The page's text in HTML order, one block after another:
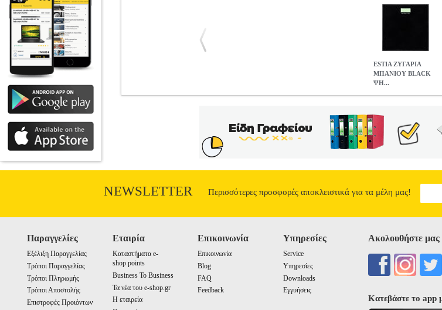
ESTIA ΖΥΓΑΡΙΑ
ΜΠΑΝΙΟΥ BLACK
ΨΗ...
Κατηγορία: ΖΥΓΑΡΙΕΣ ΜΠΑΝΙΟΥ •ESTIA στην κατηγορία
συνδυάζει μοντέρνο σχεδιασμό με υψηλή ακρίβεια, αποτελώντας ιδανική επιλογή
επιφάνεια και ανθεκτική κατασκευή από ενισχυμένο γυαλί, ενσωματώνεται εύκολα
αισθητήρες υψηλής ακρίβειας για αξιόπιστες μετρήσεις έως 150kg, ενώ η
αυτόματη λειτουργία ενεργοποίησης και απενεργοποίησης προσφέρει άνεση στη
• Διαστάσεις: 28 x 28 x 2 cm • Καθαρό βάρος: 1, 18 kg • Εγγύηση: 2 χρόνια
ESTIA
150KG 02-8819
NEWSLETTER Περισσότερες προσφορές αποκλειστικά για τα μέλη μας!
Παραγγελίες
Εξέλιξη Παραγγελίας
Τρόποι Παραγγελίας
Τρόποι Πληρωμής
Τρόποι Αποστολής
Επιστροφές Προιόντων
Εταιρία
Καταστήματα e-
shop points
Business To Business
Τα νέα του e-shop.gr
Η εταιρεία
Επικοινωνία
Επικοινωνία
Blog
FAQ
Feedback
Υπηρεσίες
Service
Υπηρεσίες
Downloads
Εγγυήσεις
Ακολουθήστε μας
Κατεβάστε το app